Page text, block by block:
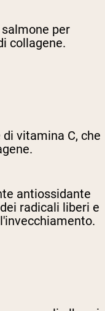
per
collagene.
vitamina C, che
antiossidante
radicali liberi e